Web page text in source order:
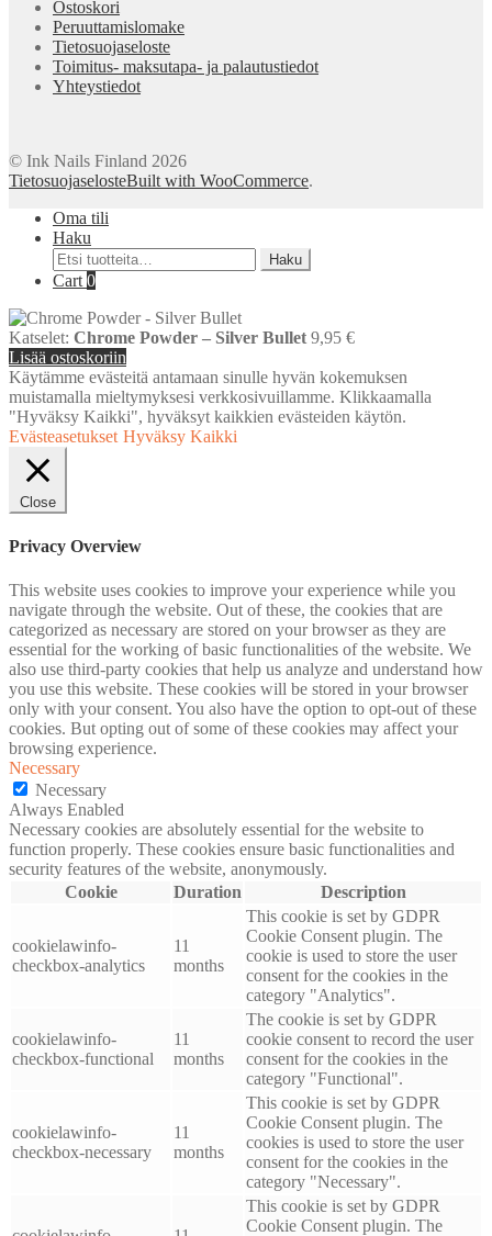
Ostoskori
Peruuttamislomake
Tietosuojaseloste
Toimitus- maksutapa- ja palautustiedot
Yhteystiedot
© Ink Nails Finland 2026
TietosuojaselosteBuilt with WooCommerce.
Oma tili
Haku
Etsi:
Haku
Cart 0
Katselet: Chrome Powder – Silver Bullet 9,95 €
Lisää ostoskoriin
Käytämme evästeitä antamaan sinulle hyvän kokemuksen
muistamalla mieltymyksesi verkkosivuillamme. Klikkaamalla
"Hyväksy Kaikki", hyväksyt kaikkien evästeiden käytön.
Evästeasetukset Hyväksy Kaikki
Close
Privacy Overview
This website uses cookies to improve your experience while you
navigate through the website. Out of these, the cookies that are
categorized as necessary are stored on your browser as they are
essential for the working of basic functionalities of the website. We
also use third-party cookies that help us analyze and understand how
you use this website. These cookies will be stored in your browser
only with your consent. You also have the option to opt-out of these
cookies. But opting out of some of these cookies may affect your
browsing experience.
Necessary
Necessary
Always Enabled
Necessary cookies are absolutely essential for the website to
function properly. These cookies ensure basic functionalities and
security features of the website, anonymously.
Cookie
Duration Description
cookielawinfo-
checkbox-analytics
11
months
This cookie is set by GDPR
Cookie Consent plugin. The
cookie is used to store the user
consent for the cookies in the
category "Analytics".
cookielawinfo-
checkbox-functional
11
months
The cookie is set by GDPR
cookie consent to record the user
consent for the cookies in the
category "Functional".
cookielawinfo-
checkbox-necessary
11
months
This cookie is set by GDPR
Cookie Consent plugin. The
cookies is used to store the user
consent for the cookies in the
category "Necessary".
This cookie is set by GDPR
Cookie Consent plugin. The